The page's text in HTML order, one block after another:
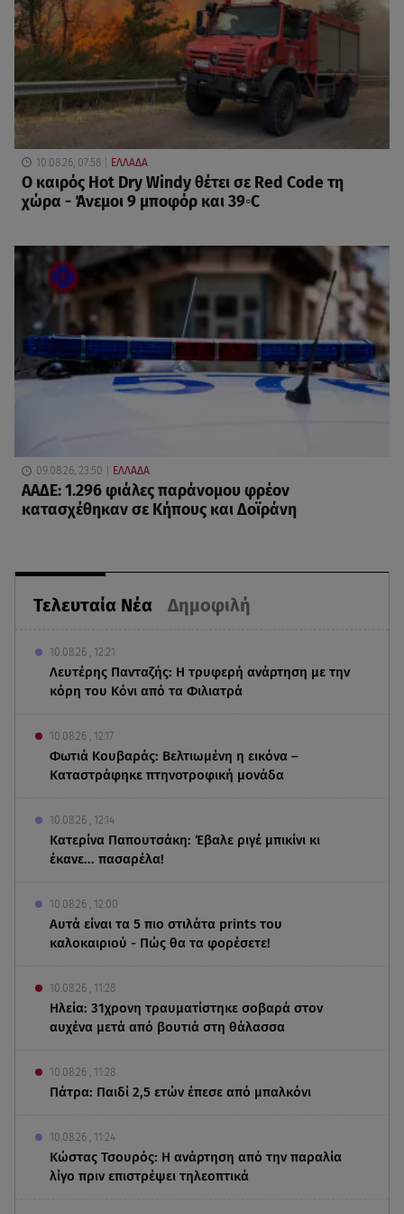
Τελευταία Νέα Δημοφιλή
10.08.26 , 12:21
Λευτέρης Πανταζής: Η τρυφερή ανάρτηση με την
κόρη του Κόνι από τα Φιλιατρά
10.08.26 , 12:17
Φωτιά Κουβαράς: Βελτιωμένη η εικόνα –
Καταστράφηκε πτηνοτροφική μονάδα
10.08.26 , 12:14
Κατερίνα Παπουτσάκη: Έβαλε ριγέ μπικίνι κι
έκανε... πασαρέλα!
10.08.26 , 12:00
Αυτά είναι τα 5 πιο στιλάτα prints του
καλοκαιριού - Πώς θα τα φορέσετε!
10.08.26 , 11:28
Ηλεία: 31χρονη τραυματίστηκε σοβαρά στον
αυχένα μετά από βουτιά στη θάλασσα
10.08.26 , 11:28
Πάτρα: Παιδί 2,5 ετών έπεσε από μπαλκόνι
10.08.26 , 11:24
Κώστας Τσουρός: Η ανάρτηση από την παραλία
λίγο πριν επιστρέψει τηλεοπτικά
10.08.26, 07:58 ΕΛΛΑΔΑ
Ο καιρός Hot Dry Windy θέτει σε Red Code τη
χώρα - Άνεμοι 9 μποφόρ και 39◦C
09.08.26, 23:50 ΕΛΛΑΔΑ
ΑΑΔΕ: 1.296 φιάλες παράνομου φρέον
κατασχέθηκαν σε Κήπους και Δοϊράνη